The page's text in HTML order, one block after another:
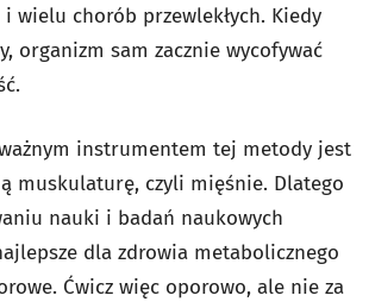
wielu chorób przewlekłych. Kiedy
organizm sam zacznie wycofywać
instrumentem tej metody jest
muskulaturę, czyli mięśnie. Dlatego
nauki i badań naukowych
dla zdrowia metabolicznego
Ćwicz więc oporowo, ale nie za